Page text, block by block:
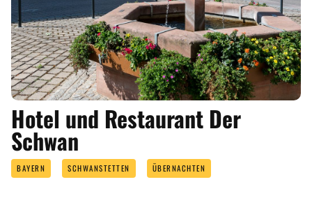
Hotel und Restaurant Der
Schwan
BAYERN SCHWANSTETTEN ÜBERNACHTEN